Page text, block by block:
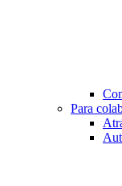
Para